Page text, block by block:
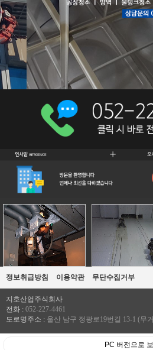
특수 화재청소
방역
주요업무 및 실적
사진첩
정보취급방침 이용약관 무단수집거부
지호산업주식회사
전화 : 052-227-4461
도로명주소 : 울산 남구 정광로19번길 13-1 (무
PC 버전으로